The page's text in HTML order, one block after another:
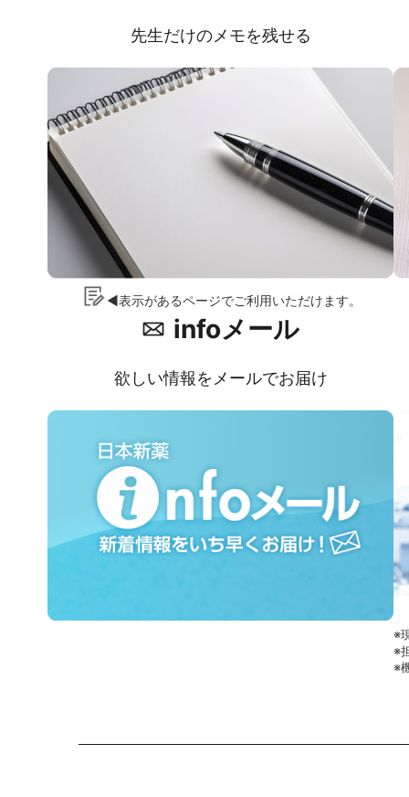
先生だけのメモを残せる
◀表示があるページでご利用いただけます。
infoメール
欲しい情報をメールでお届け
※
※
※